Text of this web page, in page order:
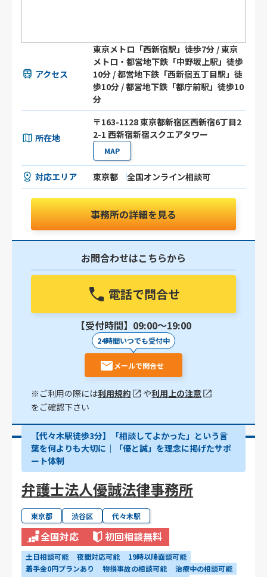
アクセス
東京メトロ「西新宿駅」徒歩7分 / 東京
メトロ・都営地下鉄「中野坂上駅」徒歩
10分 / 都営地下鉄「西新宿五丁目駅」徒
歩10分 / 都営地下鉄「都庁前駅」徒歩10
分
所在地
〒163-1128 東京都新宿区西新宿6丁目2
2-1 西新宿新宿スクエアタワー
MAP
対応エリア 東京都 全国オンライン相談可
事務所の詳細を見る
お問合わせはこちらから
電話で問合せ
【受付時間】09:00〜19:00
24時間いつでも受付中
メールで問合せ
※ご利用の際には利用規約 や利用上の注意
をご確認下さい
【代々木駅徒歩3分】「相談してよかった」という言
葉を何よりも大切に｜「優と誠」を理念に掲げたサポ
ート体制
弁護士法人優誠法律事務所
東京都 渋谷区 代々木駅
全国対応 初回相談無料
土日相談可能 夜間対応可能
19時以降面談可能
着手金0円プランあり
物損事故の相談可能
治療中の相談可能